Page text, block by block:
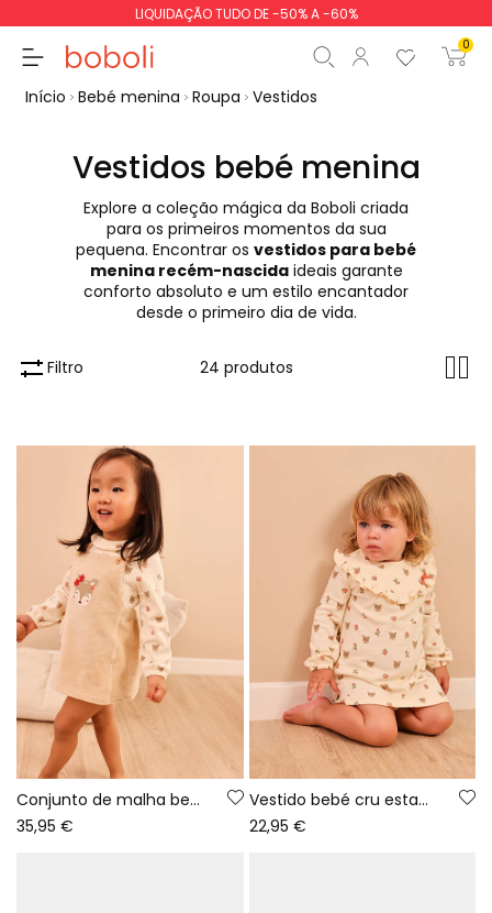
LIQUIDAÇÃO TUDO DE -50% A -60%
0
0,00 €
Continua Iniciar ordem
Início Bebé menina Roupa Vestidos
Vestidos bebé menina
Explore a coleção mágica da Boboli criada
para os primeiros momentos da sua
pequena. Encontrar os vestidos para bebé
menina recém-nascidaideais garante
conforto absoluto e um estilo encantador
desde o primeiro dia de vida.
Filtro 24 produtos
Conjunto de malha bebé menina cru bordado de veado
35,95 €
Vestido bebé cru estampado veados e flores
22,95 €